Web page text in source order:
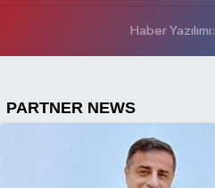
Haber Yazılımı: